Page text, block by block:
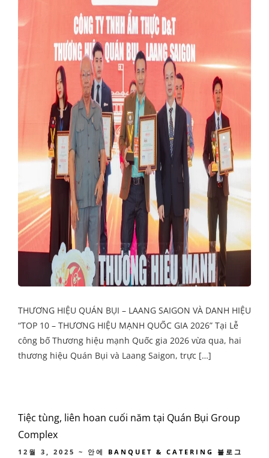
THƯƠNG HIỆU QUÁN BỤI – LAANG SAIGON VÀ DANH HIỆU
“TOP 10 – THƯƠNG HIỆU MẠNH QUỐC GIA 2026” Tại Lễ
công bố Thương hiệu mạnh Quốc gia 2026 vừa qua, hai
thương hiệu Quán Bụi và Laang Saigon, trực […]
Tiệc tùng, liên hoan cuối năm tại Quán Bụi Group
Complex
12월 3, 2025 ~ 안에 BANQUET & CATERING
블로그